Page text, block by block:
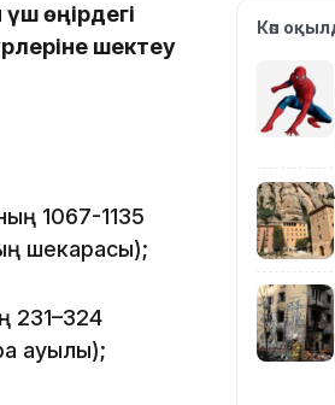
өңірдегі
шектеу
1067-1135
шекарасы);
231–324
ауылы);
11:19
Көп